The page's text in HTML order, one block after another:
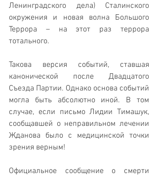
Ленинградского дела) Сталинского
окружения и новая волна Большого
Террора – на этот раз террора
тотального.
Такова версия событий, ставшая
канонической после Двадцатого
Съезда Партии. Однако основа событий
могла быть абсолютно иной. В том
случае, если письмо Лидии Тимашук,
сообщавшей о неправильном лечении
Жданова было с медицинской точки
зрения верным!
Официальное сообщение о смерти